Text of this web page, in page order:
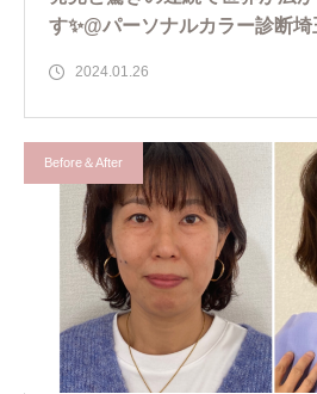
す✨@パーソナルカラー診断
2024.01.26
Before＆After